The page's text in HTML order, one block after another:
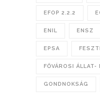
EFOP 2.2.2
ENIL ENSZ
EPSA
FŐVÁROSI ÁLLAT-
GONDNOKSÁG